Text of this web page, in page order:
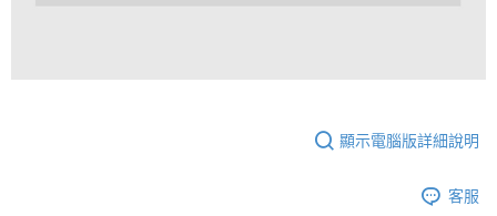
顯示電腦版詳細說明
客服